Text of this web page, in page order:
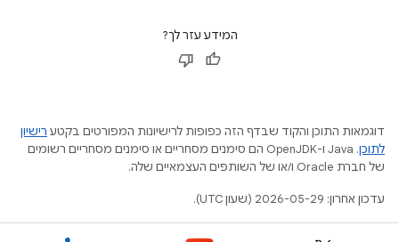
המידע עזר לך?
דוגמאות התוכן והקוד שבדף הזה כפופות לרישיונות המפורטים בקטע רישיון
לתוכן
.‏ Java ו-OpenJDK הם סימנים מסחריים או סימנים מסחריים רשומים
של חברת Oracle ו/או של השותפים העצמאיים שלה.
עדכון אחרון: 2026-05-29 (שעון UTC).